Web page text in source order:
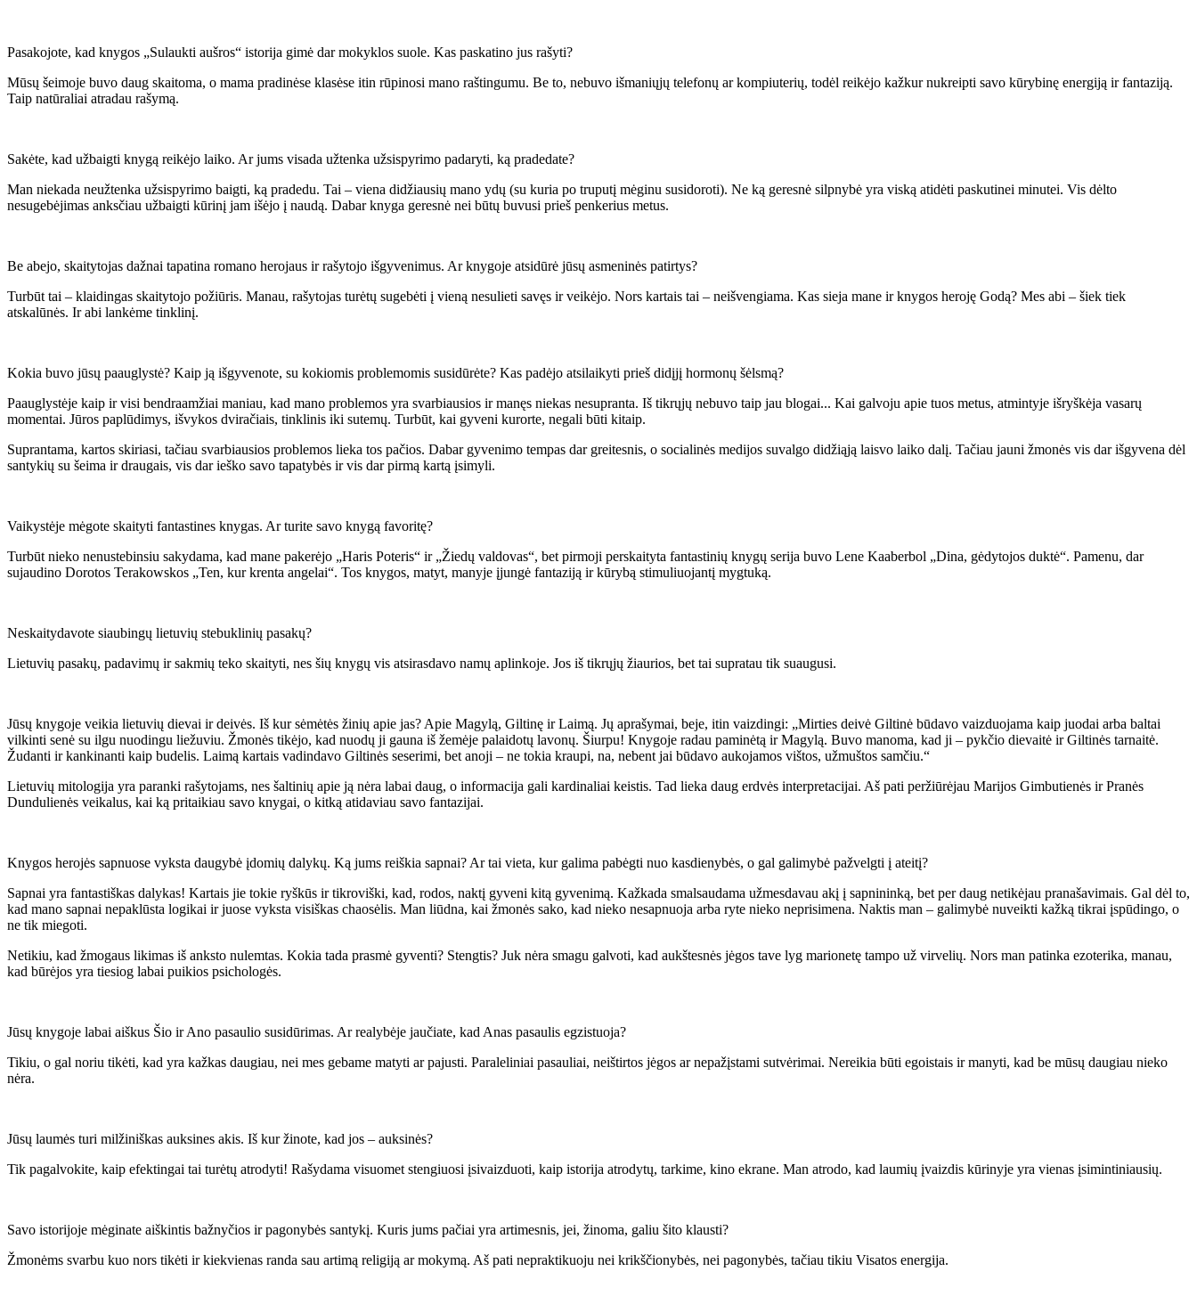
Pasakojote, kad knygos „Sulaukti aušros“ istorija gimė dar mokyklos suole. Kas paskatino jus rašyti?
Mūsų šeimoje buvo daug skaitoma, o mama pradinėse klasėse itin rūpinosi mano raštingumu. Be to, nebuvo išmaniųjų telefonų ar kompiuterių, todėl reikėjo kažkur nukreipti savo kūrybinę energiją ir fantaziją.
Taip natūraliai atradau rašymą.
Sakėte, kad užbaigti knygą reikėjo laiko. Ar jums visada užtenka užsispyrimo padaryti, ką pradedate?
Man niekada neužtenka užsispyrimo baigti, ką pradedu. Tai – viena didžiausių mano ydų (su kuria po truputį mėginu susidoroti). Ne ką geresnė silpnybė yra viską atidėti paskutinei minutei. Vis dėlto
nesugebėjimas anksčiau užbaigti kūrinį jam išėjo į naudą. Dabar knyga geresnė nei būtų buvusi prieš penkerius metus.
Be abejo, skaitytojas dažnai tapatina romano herojaus ir rašytojo išgyvenimus. Ar knygoje atsidūrė jūsų asmeninės patirtys?
Turbūt tai – klaidingas skaitytojo požiūris. Manau, rašytojas turėtų sugebėti į vieną nesulieti savęs ir veikėjo. Nors kartais tai – neišvengiama. Kas sieja mane ir knygos heroję Godą? Mes abi – šiek tiek
atskalūnės. Ir abi lankėme tinklinį.
Kokia buvo jūsų paauglystė? Kaip ją išgyvenote, su kokiomis problemomis susidūrėte? Kas padėjo atsilaikyti prieš didįjį hormonų šėlsmą?
Paauglystėje kaip ir visi bendraamžiai maniau, kad mano problemos yra svarbiausios ir manęs niekas nesupranta. Iš tikrųjų nebuvo taip jau blogai... Kai galvoju apie tuos metus, atmintyje išryškėja vasarų
momentai. Jūros paplūdimys, išvykos dviračiais, tinklinis iki sutemų. Turbūt, kai gyveni kurorte, negali būti kitaip.
Suprantama, kartos skiriasi, tačiau svarbiausios problemos lieka tos pačios. Dabar gyvenimo tempas dar greitesnis, o socialinės medijos suvalgo didžiąją laisvo laiko dalį. Tačiau jauni žmonės vis dar išgyvena dėl
santykių su šeima ir draugais, vis dar ieško savo tapatybės ir vis dar pirmą kartą įsimyli.
Vaikystėje mėgote skaityti fantastines knygas. Ar turite savo knygą favoritę?
Turbūt nieko nenustebinsiu sakydama, kad mane pakerėjo „Haris Poteris“ ir „Žiedų valdovas“, bet pirmoji perskaityta fantastinių knygų serija buvo Lene Kaaberbol „Dina, gėdytojos duktė“. Pamenu, dar
sujaudino Dorotos Terakowskos „Ten, kur krenta angelai“. Tos knygos, matyt, manyje įjungė fantaziją ir kūrybą stimuliuojantį mygtuką.
Neskaitydavote siaubingų lietuvių stebuklinių pasakų?
Lietuvių pasakų, padavimų ir sakmių teko skaityti, nes šių knygų vis atsirasdavo namų aplinkoje. Jos iš tikrųjų žiaurios, bet tai supratau tik suaugusi.
Jūsų knygoje veikia lietuvių dievai ir deivės. Iš kur sėmėtės žinių apie jas? Apie Magylą, Giltinę ir Laimą. Jų aprašymai, beje, itin vaizdingi: „Mirties deivė Giltinė būdavo vaizduojama kaip juodai arba baltai
vilkinti senė su ilgu nuodingu liežuviu. Žmonės tikėjo, kad nuodų ji gauna iš žemėje palaidotų lavonų. Šiurpu! Knygoje radau paminėtą ir Magylą. Buvo manoma, kad ji – pykčio dievaitė ir Giltinės tarnaitė.
Žudanti ir kankinanti kaip budelis. Laimą kartais vadindavo Giltinės seserimi, bet anoji – ne tokia kraupi, na, nebent jai būdavo aukojamos vištos, užmuštos samčiu.“
Lietuvių mitologija yra paranki rašytojams, nes šaltinių apie ją nėra labai daug, o informacija gali kardinaliai keistis. Tad lieka daug erdvės interpretacijai. Aš pati peržiūrėjau Marijos Gimbutienės ir Pranės
Dundulienės veikalus, kai ką pritaikiau savo knygai, o kitką atidaviau savo fantazijai.
Knygos herojės sapnuose vyksta daugybė įdomių dalykų. Ką jums reiškia sapnai? Ar tai vieta, kur galima pabėgti nuo kasdienybės, o gal galimybė pažvelgti į ateitį?
Sapnai yra fantastiškas dalykas! Kartais jie tokie ryškūs ir tikroviški, kad, rodos, naktį gyveni kitą gyvenimą. Kažkada smalsaudama užmesdavau akį į sapnininką, bet per daug netikėjau pranašavimais. Gal dėl to,
kad mano sapnai nepaklūsta logikai ir juose vyksta visiškas chaosėlis. Man liūdna, kai žmonės sako, kad nieko nesapnuoja arba ryte nieko neprisimena. Naktis man – galimybė nuveikti kažką tikrai įspūdingo, o
ne tik miegoti.
Netikiu, kad žmogaus likimas iš anksto nulemtas. Kokia tada prasmė gyventi? Stengtis? Juk nėra smagu galvoti, kad aukštesnės jėgos tave lyg marionetę tampo už virvelių. Nors man patinka ezoterika, manau,
kad būrėjos yra tiesiog labai puikios psichologės.
Jūsų knygoje labai aiškus Šio ir Ano pasaulio susidūrimas. Ar realybėje jaučiate, kad Anas pasaulis egzistuoja?
Tikiu, o gal noriu tikėti, kad yra kažkas daugiau, nei mes gebame matyti ar pajusti. Paraleliniai pasauliai, neištirtos jėgos ar nepažįstami sutvėrimai. Nereikia būti egoistais ir manyti, kad be mūsų daugiau nieko
nėra.
Jūsų laumės turi milžiniškas auksines akis. Iš kur žinote, kad jos – auksinės?
Tik pagalvokite, kaip efektingai tai turėtų atrodyti! Rašydama visuomet stengiuosi įsivaizduoti, kaip istorija atrodytų, tarkime, kino ekrane. Man atrodo, kad laumių įvaizdis kūrinyje yra vienas įsimintiniausių.
Savo istorijoje mėginate aiškintis bažnyčios ir pagonybės santykį. Kuris jums pačiai yra artimesnis, jei, žinoma, galiu šito klausti?
Žmonėms svarbu kuo nors tikėti ir kiekvienas randa sau artimą religiją ar mokymą. Aš pati nepraktikuoju nei krikščionybės, nei pagonybės, tačiau tikiu Visatos energija.